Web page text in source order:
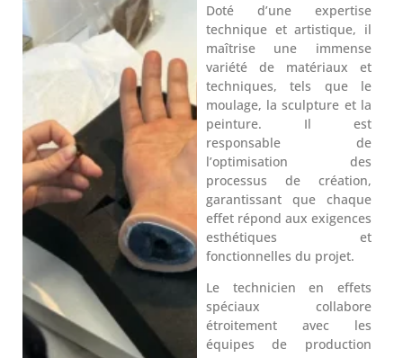
Doté d’une expertise
technique et artistique, il
maîtrise une immense
variété de matériaux et
techniques, tels que le
moulage, la sculpture et la
peinture. Il est
responsable de
l’optimisation des
processus de création,
garantissant que chaque
effet répond aux exigences
esthétiques et
fonctionnelles du projet.
Le technicien en effets
spéciaux collabore
étroitement avec les
équipes de production